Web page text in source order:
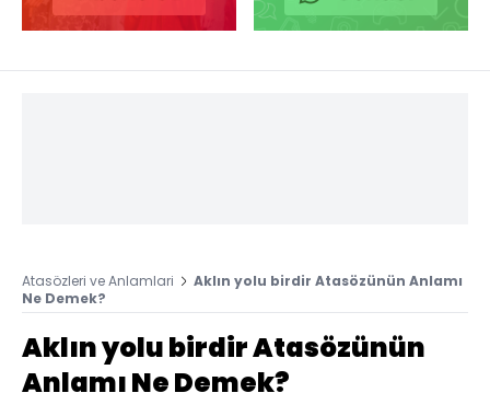
Atasözleri ve Anlamlari
Aklın yolu birdir Atasözünün Anlamı
Ne Demek?
Aklın yolu birdir Atasözünün
Anlamı Ne Demek?